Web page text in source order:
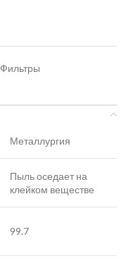
Фильтры
Металлургия
Пыль оседает на
клейком веществе
99.7